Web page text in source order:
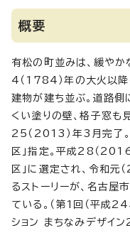
概要
有松の町並みは、緩やか
4（1784）年の大火以
建物が建ち並ぶ。道路側
くい塗りの壁、格子窓も
25（2013）年3月完了
区」指定。平成28（
区」に選定され、令和元
るストーリーが、名古屋
ている。（第1回（平成
ション まちなみデザイン